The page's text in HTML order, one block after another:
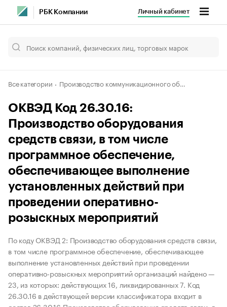
РБК Компании Личный кабинет
Все категории Производство коммуникационного оборудования
ОКВЭД Код 26.30.16:
Производство оборудования
средств связи, в том числе
программное обеспечение,
обеспечивающее выполнение
установленных действий при
проведении оперативно-
розыскных мероприятий
По коду ОКВЭД 2: Производство оборудования средств связи,
в том числе программное обеспечение, обеспечивающее
выполнение установленных действий при проведении
оперативно-розыскных мероприятий организаций найдено —
23, из которых: действующих 16, ликвидированных 7. Код
26.30.16 в действующей версии классификатора входит в